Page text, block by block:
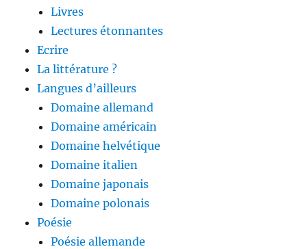
Livres
Lectures étonnantes
Ecrire
La littérature ?
Langues d’ailleurs
Domaine allemand
Domaine américain
Domaine helvétique
Domaine italien
Domaine japonais
Domaine polonais
Poésie
Poésie allemande